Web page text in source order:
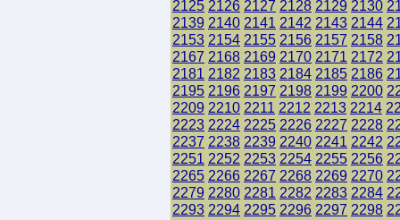
2125 2126 2127 2128 2129 2130
2139 2140 2141 2142 2143 2144
2153 2154 2155 2156 2157 2158
2167 2168 2169 2170 2171 2172
2181 2182 2183 2184 2185 2186
2195 2196 2197 2198 2199 2200
2209 2210 2211 2212 2213 2214
2223 2224 2225 2226 2227 2228
2237 2238 2239 2240 2241 2242
2251 2252 2253 2254 2255 2256
2265 2266 2267 2268 2269 2270
2279 2280 2281 2282 2283 2284
2293 2294 2295 2296 2297 2298